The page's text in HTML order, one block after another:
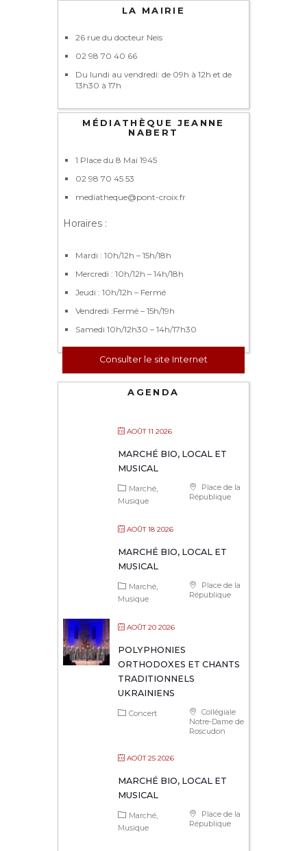
LA MAIRIE
26 rue du docteur Neis
02 98 70 40 66
Du lundi au vendredi: de 09h à 12h et de
13h30 à 17h
MÉDIATHÈQUE JEANNE
NABERT
1 Place du 8 Mai 1945
02 98 70 45 53
mediatheque@pont-croix.fr
Horaires :
Mardi : 10h/12h – 15h/18h
Mercredi : 10h/12h – 14h/18h
Jeudi : 10h/12h – Fermé
Vendredi :Fermé – 15h/19h
Samedi 10h/12h30 – 14h/17h30
Consulter le site Internet
AGENDA
AOÛT 11 2026
MARCHÉ BIO, LOCAL ET
MUSICAL
Place de la
République
Marché
Musique
AOÛT 18 2026
MARCHÉ BIO, LOCAL ET
MUSICAL
Place de la
République
Marché
Musique
AOÛT 20 2026
POLYPHONIES
ORTHODOXES ET CHANTS
TRADITIONNELS
UKRAINIENS
Collégiale
Notre-Dame de
Roscudon
Concert
AOÛT 25 2026
MARCHÉ BIO, LOCAL ET
MUSICAL
Place de la
République
Marché
Musique